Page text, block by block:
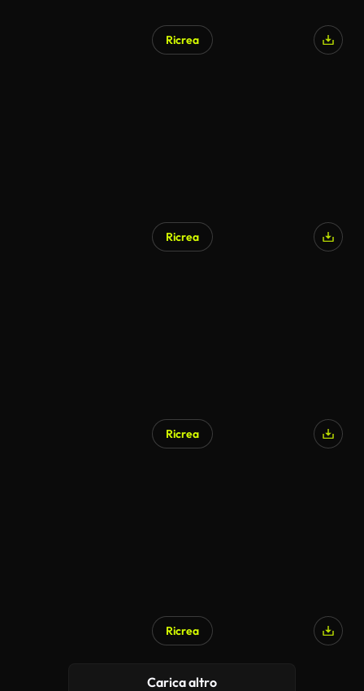
Ricrea
Ricrea
Ricrea
Ricrea
Carica altro